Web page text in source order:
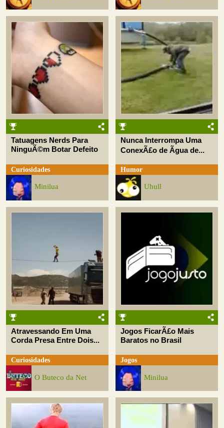
Tatuagens Nerds Para
NinguÃ©m Botar Defeito
Curiosidades
Minilua
Nunca Interrompa Uma
ConexÃ£o de Ãgua de...
Humor
Uhull
Atravessando Em Uma
Corda Presa Entre Dois...
Curiosidades
O Buteco da Net
Jogos FicarÃ£o Mais
Baratos no Brasil
Jogos
Minilua